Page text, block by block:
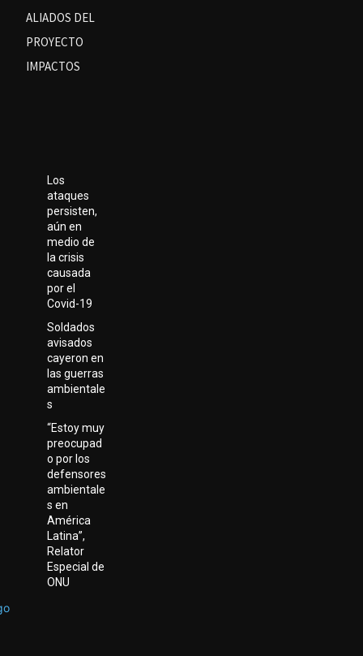
ALIADOS DEL
PROYECTO
IMPACTOS
Los
ataques
persisten,
aún en
medio de
la crisis
causada
por el
Covid-19
Soldados
avisados
cayeron en
las guerras
ambientale
s
“Estoy muy
preocupad
o por los
defensores
ambientale
s en
América
Latina”,
Relator
Especial de
ONU